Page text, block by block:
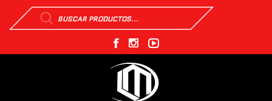
Búsqueda
de
productos